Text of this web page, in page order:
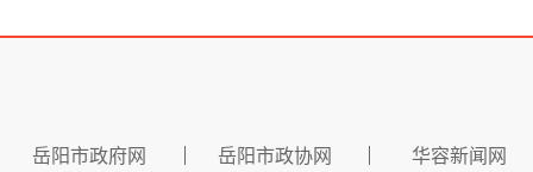
岳阳市政府网 岳阳市政协网
华容新闻网